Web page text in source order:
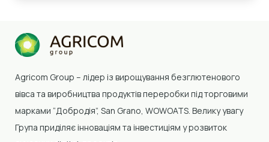
Agricom Group – лідер із вирощування безглютенового
вівса та виробництва продуктів переробки під торговими
марками “Добродія”, San Grano, WOWOATS. Велику увагу
Група приділяє інноваціям та інвестиціям у розвиток